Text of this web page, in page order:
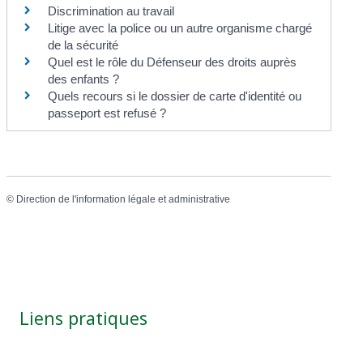
Discrimination au travail
Litige avec la police ou un autre organisme chargé
de la sécurité
Quel est le rôle du Défenseur des droits auprès
des enfants ?
Quels recours si le dossier de carte d'identité ou
passeport est refusé ?
© Direction de l'information légale et administrative
Liens pratiques